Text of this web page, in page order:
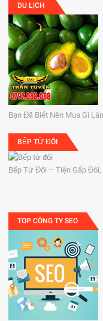
DU LỊCH
Bạn Đã Biết Nên Mua Gì
BẾP TỪ ĐÔI
Bếp Từ Đôi – Tiện Gấp Đôi,
TOP CÔNG TY SEO